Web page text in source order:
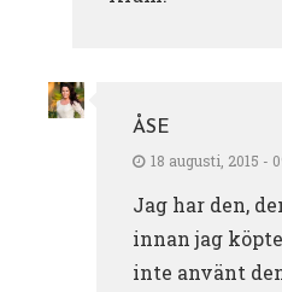
ÅSE
18 augusti, 2015 -
Jag har den,
innan jag
inte använt